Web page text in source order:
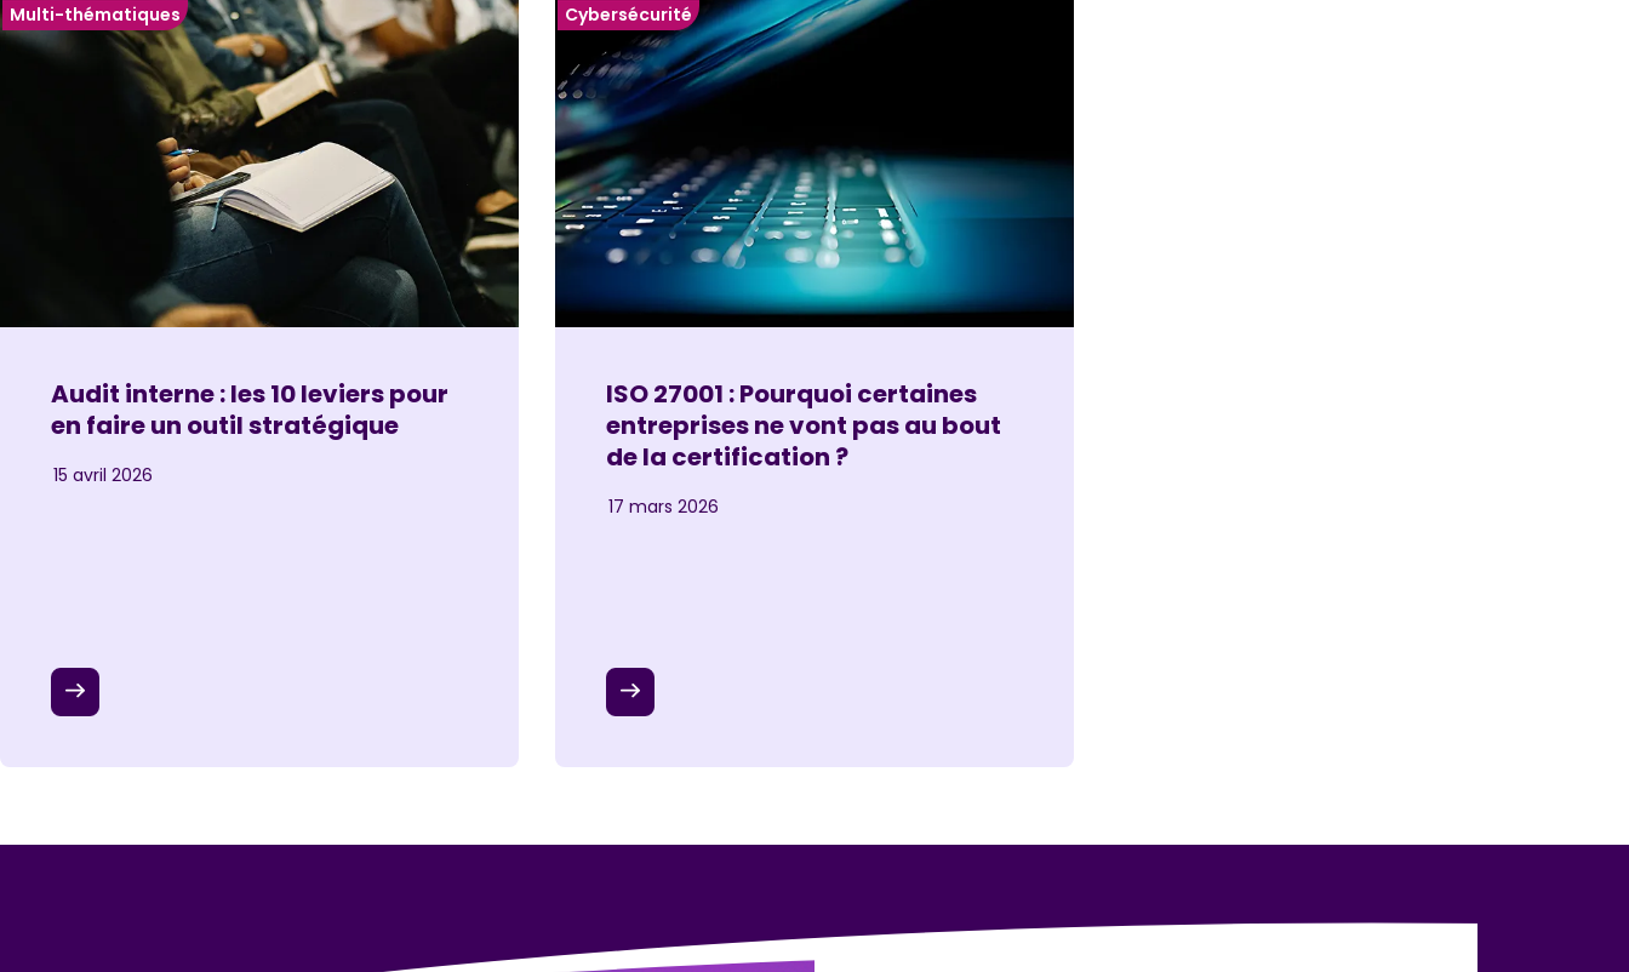
Multi-thématiques
Audit interne : les 10 leviers pour
en faire un outil stratégique
15 avril 2026
Cybersécurité
ISO 27001 : Pourquoi certaines
entreprises ne vont pas au bout
de la certification ?
17 mars 2026